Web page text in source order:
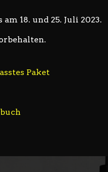
18. und 25. Juli 2023.
Paket